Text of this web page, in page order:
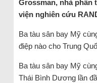
Grossman, nhà phân
viện nghiên cứu
Ba tàu sân bay Mỹ
điệp nào cho Trung
Ba tàu sân bay Mỹ
Thái Bình Dương lần